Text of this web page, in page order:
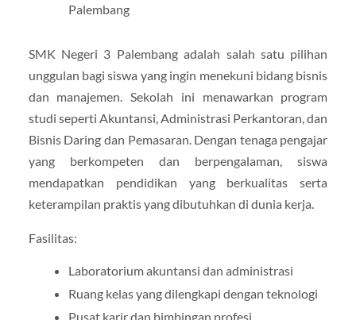
Palembang
SMK Negeri 3 Palembang adalah salah satu pilihan
unggulan bagi siswa yang ingin menekuni bidang bisnis
dan manajemen. Sekolah ini menawarkan program
studi seperti Akuntansi, Administrasi Perkantoran, dan
Bisnis Daring dan Pemasaran. Dengan tenaga pengajar
yang berkompeten dan berpengalaman, siswa
mendapatkan pendidikan yang berkualitas serta
keterampilan praktis yang dibutuhkan di dunia kerja.
Fasilitas:
Laboratorium akuntansi dan administrasi
Ruang kelas yang dilengkapi dengan teknologi
Pusat karir dan bimbingan profesi